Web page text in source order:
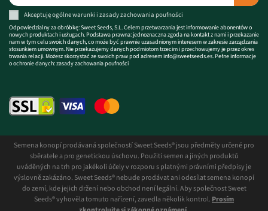
Akceptujęogólne warunki i zasadyzachowania poufności
Odpowiedzialny za obróbkę: Sweet Seeds, S.L. Celem przetwarzania jest informowanie abonentów o
nowych produktach i usługach. Podstawa prawna: jednoznaczna zgoda na kontakt z nami i przekazanie
nam w tym celu swoich danych, co może być prawnie uzasadnionym interesem w zakresie zarządzania
stosunkiem umownym. Nie przekazujemy danych podmiotom trzecim i przechowujemy je przez okres
trwania relacji. Możesz skorzystać ze swoich praw pod adreseminfo@sweetseeds.es. Pełne informacje
o ochronie danych:zasady zachowania poufności
Semena konopí prodávaná společností Sweet Seeds® jsou předměty určené pro
sběratele a pro genetickou úschovu. Použití semen a jiných produktů
uváděných na trh pro jakékoli účely v rozporu s platnými právními předpisy je
výslovně zakázáno. Sweet Seeds® nebude prodávat ani odesílat semena konopí
do zemí, kde jejich držení nebo obchod není legální. Aby společnost Sweet
Seeds® vyhověla tomuto nařízení, zavedla několik kontrol. Prosím